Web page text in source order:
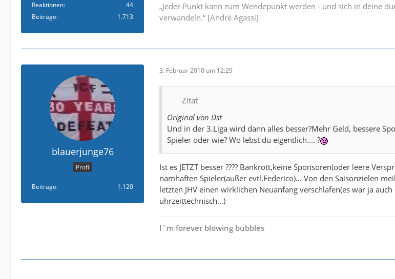
Reaktionen
44
Beiträge
1.713
„Jeder Punkt kann zum Wendepunkt werden - und sich in deine
verwandeln.“ [André Agassi]
blauerjunge76
Profi
Beiträge 1.120
3. Februar 2010 um 12:29
Zitat
Original von Dst
Und in der 3.Liga wird dann alles besser?Mehr Geld, bessere
Spieler oder wie? Wo lebst du eigentlich.... ?
Ist es JETZT besser ???? Bankrott,keine Sponsoren(oder leere
namhaften Spieler(außer evtl.Federico)... Von den Saisonzielen
letzten JHV einen wirklichen Neuanfang verschlafen(es war ja
uhrzeittechnisch...)
I`m forever blowing bubbles